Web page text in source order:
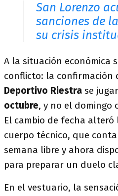
San Lorenzo
sanciones de
su crisis
A la situación económica
conflicto: la confirmación
Deportivo Riestra se
octubre, y no el domingo
El cambio de fecha
cuerpo técnico, que
semana libre y ahora
para preparar un duelo
En el vestuario, la